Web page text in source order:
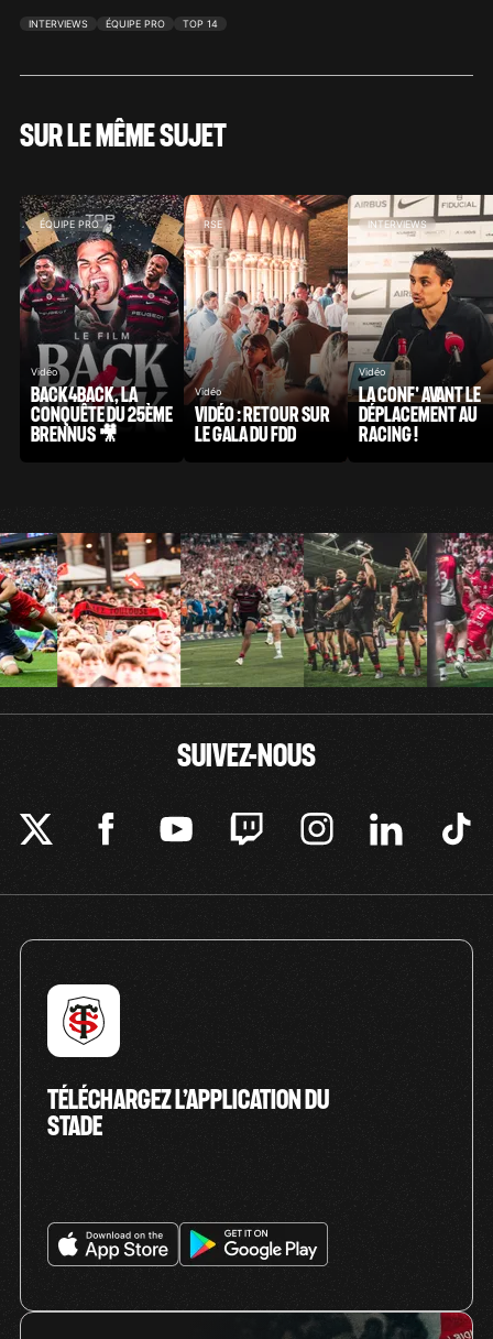
INTERVIEWS ÉQUIPE PRO TOP 14
SUR LE MÊME SUJET
ÉQUIPE PRO
Vidéo
BACK4BACK, LA
CONQUÊTE DU 25ÈME
BRENNUS 🎥
RSE
Vidéo
VIDÉO : RETOUR SUR
LE GALA DU FDD
INTERVIEWS
Vidéo
LA CONF' AVANT LE
DÉPLACEMENT AU
RACING !
SUIVEZ-NOUS
TÉLÉCHARGEZ L’APPLICATION DU
STADE